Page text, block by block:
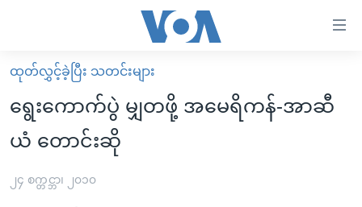
လွယ်ကူ
စေ
သည့်
များ
မူလစာမျက်နှာ
မြန်မာ
ကမ္ဘာ့သတင်းများ
ထုတ်လွှင့်ခဲ့ပြီး သတင်းများ
ရွေးကောက်ပွဲ မျှတဖို့ အမေရိကန်-အာဆီ
ယံ တောင်းဆို
၂၄ စက္တင္ဘာ၊ ၂၀၁၀